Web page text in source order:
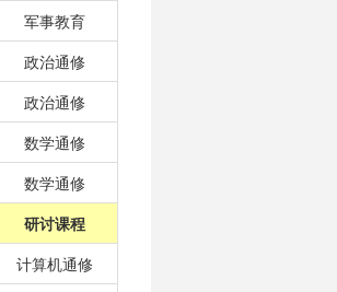
军事教育
政治通修
政治通修
数学通修
数学通修
研讨课程
计算机通修